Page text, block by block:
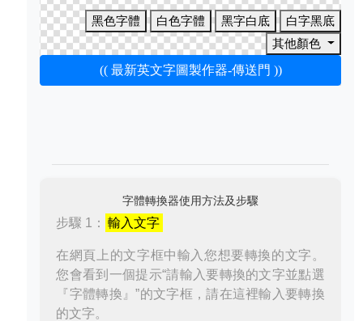
黑色字體 白色字體 黑字白底
白字黑底
其他顏色
(( 最新英文字圖製作器-傳送門 ))
字體轉換器使用方法及步驟
步驟 1： 輸入文字
在網頁上的文字框中輸入您想要轉換的文字。
您會看到一個提示“請輸入要轉換的文字並點選
『字體轉換』”的文字框，請在這裡輸入要轉換
的文字。